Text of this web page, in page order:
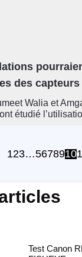
des
Walia et
étudié
123…5678910
Test Canon